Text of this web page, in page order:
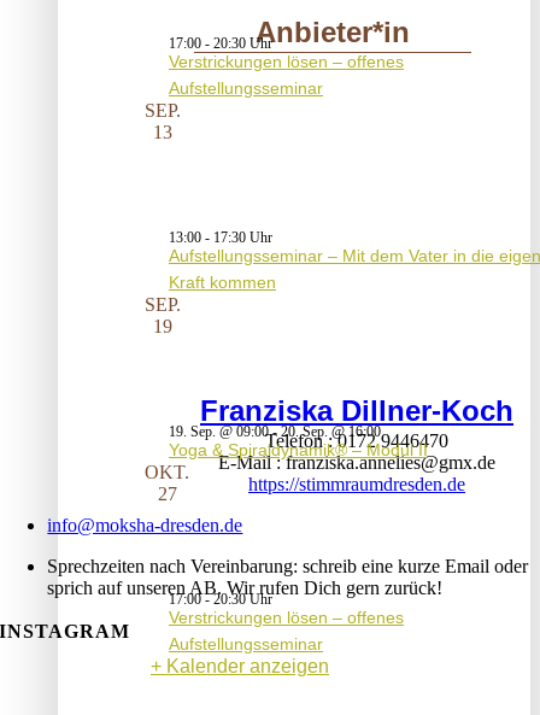
17:00 - 20:30
Verstrickungen lösen – offenes
Aufstellungsseminar
SEP.
13
13:00 - 17:30
Aufstellungsseminar – Mit dem Vater in die
Kraft kommen
SEP.
19
19. Sep. @ 09:00- 20. Sep. @ 16:00
Yoga & Spiraldynamik® – Modul II
OKT.
27
17:00-20:30
Verstrickungen lösen – offenes
Aufstellungsseminar
Kalender anzeigen
Anbieter*in
Franziska Dillner-Koch
Telefon 0172 9446470
E-Mail franziska.annelies@gmx.de
https://stimmraumdresden.de
info@moksha-dresden.de
Sprechzeiten nach Vereinbarung: schreib eine kurze Email oder
sprich auf unseren AB. Wir rufen Dich gern zurück!
INSTAGRAM